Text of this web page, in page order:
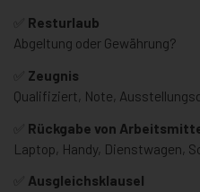
Resturlaub
Abgeltung oder Gewährung?
Zeugnis
Qualifiziert, Note,
Rückgabe von
Laptop, Handy, Dienstwagen,
Ausgleichsklausel